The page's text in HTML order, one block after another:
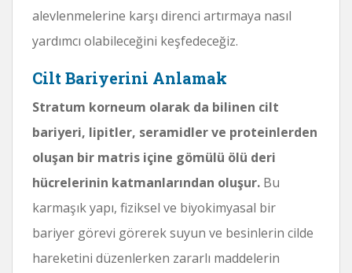
alevlenmelerine karşı direnci artırmaya nasıl
yardımcı olabileceğini keşfedeceğiz.
Cilt Bariyerini Anlamak
Stratum korneum olarak da bilinen cilt
bariyeri, lipitler, seramidler ve proteinlerden
oluşan bir matris içine gömülü ölü deri
hücrelerinin katmanlarından oluşur. Bu
karmaşık yapı, fiziksel ve biyokimyasal bir
bariyer görevi görerek suyun ve besinlerin cilde
hareketini düzenlerken zararlı maddelerin